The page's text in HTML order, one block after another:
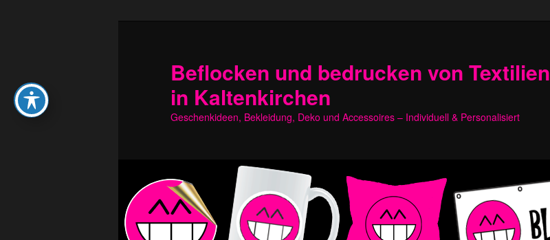
Beflocken und bedrucken von Textilien
in Kaltenkirchen
Geschenkideen, Bekleidung, Deko und Accessoires – Individuell & Personalisiert